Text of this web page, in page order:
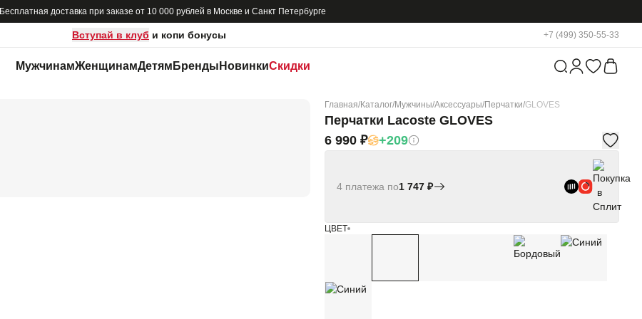
Бесплатная доставка при заказе от 10 000 рублей в Москве и Санкт Петербурге
Вступай в клуб и копи бонусы +7 (499) 350-55-33
МужчинамЖенщинамДетям Бренды НовинкиСкидки
Главная/Каталог/Мужчины/Аксессуары/Перчатки/GLOVES
Перчатки Lacoste GLOVES
6 990 ₽
+209
4 платежа по1 747 ₽
ЦВЕТ